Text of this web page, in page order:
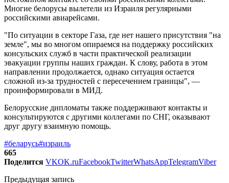
Многие белорусы вылетели из Израиля регулярными
российскими авиарейсами.
"По ситуации в секторе Газа, где нет нашего присутствия "на
земле", мы во многом опираемся на поддержку российских
консульских служб в части практической реализации
эвакуации группы наших граждан. К слову, работа в этом
направлении продолжается, однако ситуация остается
сложной из-за трудностей с пересечением границы", —
проинформировали в МИД.
Белорусские дипломаты также поддерживают контакты и
консультируются с другими коллегами по СНГ, оказывают
друг другу взаимную помощь.
#беларусь#израиль
665
Поделится VKOK.ruFacebookTwitterWhatsAppTelegramViber
Предыдущая запись